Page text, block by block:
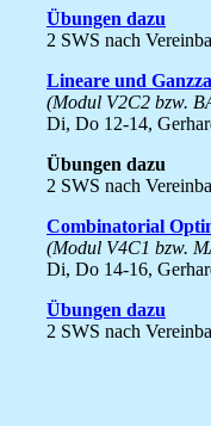
Übungen dazu
2 SWS nach
Lineare und
(Modul V2C2 bzw.
Di, Do 12-14,
Übungen dazu
2 SWS nach
Combinatorial
(Modul V4C1 bzw.
Di, Do 14-16,
Übungen dazu
2 SWS nach